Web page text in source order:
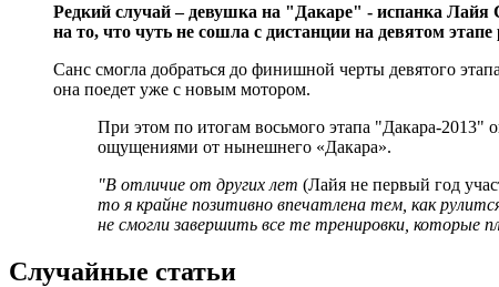
Редкий случай – девушка на "Дакаре" - испанка Лайя
на то, что чуть не сошла с дистанции на девятом этапе
Санс смогла добраться до финишной черты девятого
она поедет уже с новым мотором.
При этом по итогам восьмого этапа "Дакара-2013"
ощущениями от нынешнего «Дакара».
"В отличие от других лет (Лайя не первый год
то я крайне позитивно впечатлена тем, как
не смогли завершить все те тренировки, которые
Случайные статьи